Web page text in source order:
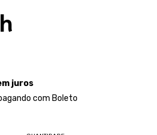
juros
com Boleto